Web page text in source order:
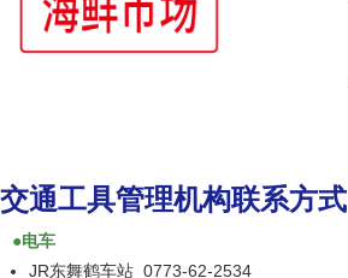
交通工具管理机构联系方式
●电车
JR东舞鹤车站 0773-62-2534